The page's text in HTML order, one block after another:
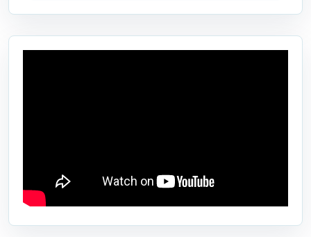
Tit Mellil
Ben Ahmed